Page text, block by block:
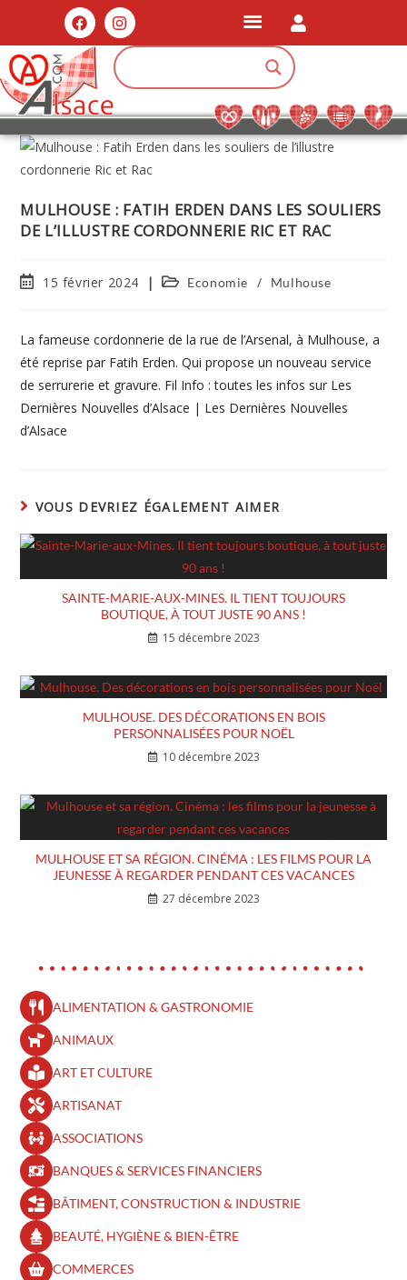
MULHOUSE : FATIH ERDEN DANS LES SOULIERS
DE L’ILLUSTRE CORDONNERIE RIC ET RAC
15 février 2024 Economie / Mulhouse
La fameuse cordonnerie de la rue de l’Arsenal, à Mulhouse, a
été reprise par Fatih Erden. Qui propose un nouveau service
de serrurerie et gravure. Fil Info : toutes les infos sur Les
Dernières Nouvelles d’Alsace | Les Dernières Nouvelles
d’Alsace
VOUS DEVRIEZ ÉGALEMENT AIMER
SAINTE-MARIE-AUX-MINES. IL TIENT TOUJOURS
BOUTIQUE, À TOUT JUSTE 90 ANS !
15 décembre 2023
MULHOUSE. DES DÉCORATIONS EN BOIS
PERSONNALISÉES POUR NOËL
10 décembre 2023
MULHOUSE ET SA RÉGION. CINÉMA : LES FILMS POUR LA
JEUNESSE À REGARDER PENDANT CES VACANCES
27 décembre 2023
ALIMENTATION & GASTRONOMIE
ANIMAUX
ART ET CULTURE
ARTISANAT
ASSOCIATIONS
BANQUES & SERVICES FINANCIERS
BÂTIMENT, CONSTRUCTION & INDUSTRIE
BEAUTÉ, HYGIÈNE & BIEN-ÊTRE​
COMMERCES